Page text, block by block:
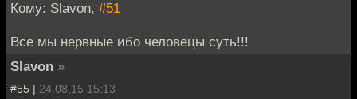
Кому: Slavon, #51
Все мы нервные ибо человецы суть!!!
Slavon »
#55 | 24.08.15 15:13